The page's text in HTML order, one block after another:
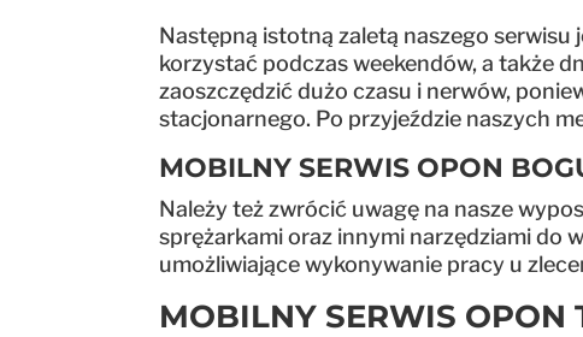
Następną istotną zaletą naszego serwisu
korzystać podczas weekendów, a także
zaoszczędzić dużo czasu i nerwów,
stacjonarnego. Po przyjeździe naszych
MOBILNY SERWIS OPON
Należy też zwrócić uwagę na nasze
sprężarkami oraz innymi narzędziami do
umożliwiające wykonywanie pracy u
MOBILNY SERWIS OPON